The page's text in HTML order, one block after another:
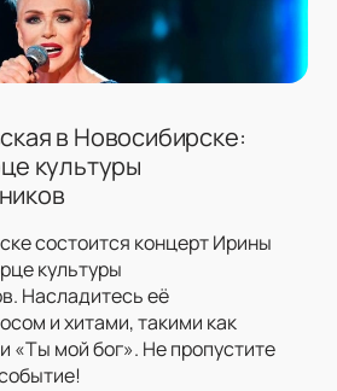
в Новосибирске:
культуры
состоится концерт Ирины
культуры
Насладитесь её
и хитами, такими как
«Ты мой бог». Не пропустите